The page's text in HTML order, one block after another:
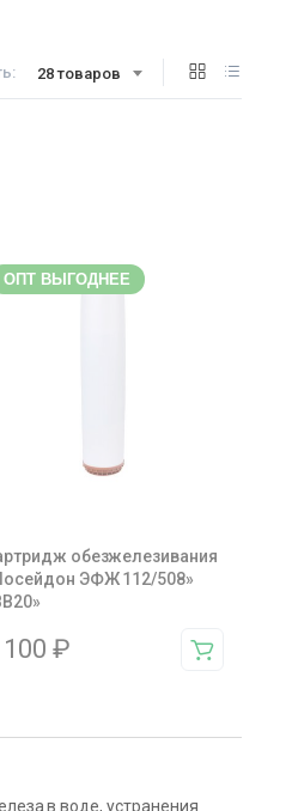
28 товаров
ОПТ ВЫГОДНЕЕ
обезжелезивания
ЭФЖ 112/508»
100₽
в воде, устранения